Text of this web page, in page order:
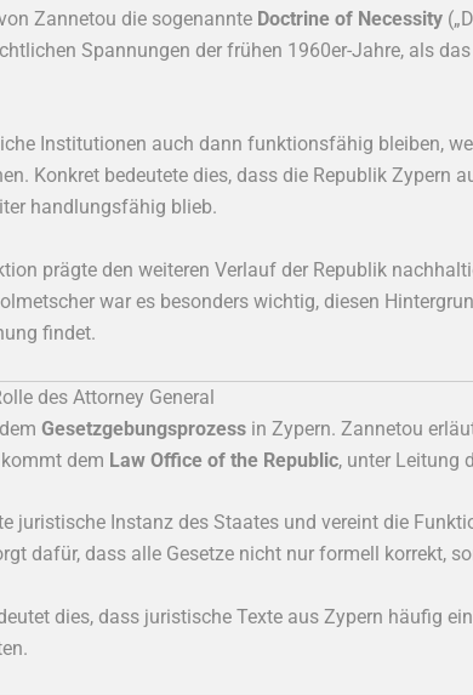
Zannetou die sogenannte Doctrine of Necessity
Spannungen der frühen 1960er-Jahre, als
Institutionen auch dann funktionsfähig bleiben,
Konkret bedeutete dies, dass die Republik Zypern
handlungsfähig blieb.
prägte den weiteren Verlauf der Republik
war es besonders wichtig, diesen
findet.
des Attorney General
Gesetzgebungsprozess in Zypern. Zannetou
dem Law Office of the Republic, unter Leitung
juristische Instanz des Staates und vereint die
dafür, dass alle Gesetze nicht nur formell korrekt,
dies, dass juristische Texte aus Zypern häufig